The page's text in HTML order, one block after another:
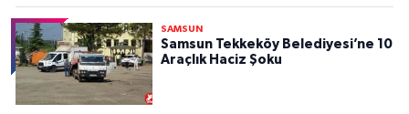
SAMSUN
Samsun Tekkeköy Belediyesi’ne 10
Araçlık Haciz Şoku